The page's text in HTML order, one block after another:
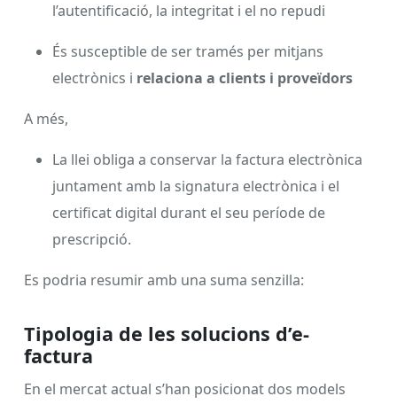
l’autentificació, la integritat i el no repudi
És susceptible de ser tramés per mitjans
electrònics i relaciona a clients i proveïdors
A més,
La llei obliga a conservar la factura electrònica
juntament amb la signatura electrònica i el
certificat digital durant el seu període de
prescripció.
Es podria resumir amb una suma senzilla:
Tipologia de les solucions d’e-
factura
En el mercat actual s’han posicionat dos models